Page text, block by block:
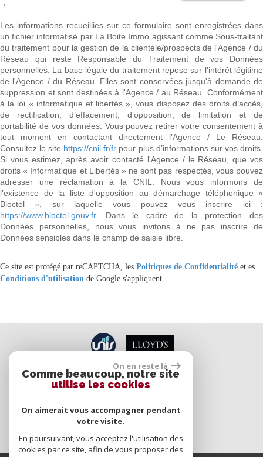
* :
Les informations recueillies sur ce formulaire sont enregistrées dans
un fichier informatisé par La Boite Immo agissant comme Sous-traitant
du traitement pour la gestion de la clientèle/prospects de l'Agence / du
Réseau qui reste Responsable du Traitement de vos Données
personnelles. La base légale du traitement repose sur l'intérêt légitime
de l'Agence / du Réseau. Elles sont conservées jusqu'à demande de
suppression et sont destinées à l'Agence / au Réseau. Conformément
à la loi « informatique et libertés », vous disposez des droits d’accès,
de rectification, d’effacement, d’opposition, de limitation et de
portabilité de vos données. Vous pouvez retirer votre consentement à
tout moment en contactant directement l’Agence / Le Réseau.
Consultez le site https://cnil.fr/fr pour plus d’informations sur vos droits.
Si vous estimez, après avoir contacté l'Agence / le Réseau, que vos
droits « Informatique et Libertés » ne sont pas respectés, vous pouvez
adresser une réclamation à la CNIL. Nous vous informons de
l’existence de la liste d'opposition au démarchage téléphonique «
Bloctel », sur laquelle vous pouvez vous inscrire ici :
https://www.bloctel.gouv.fr. Dans le cadre de la protection des
Données personnelles, nous vous invitons à ne pas inscrire de
Données sensibles dans le champ de saisie libre.
Ce site est protégé par reCAPTCHA, les Politiques de Confidentialité et es
Conditions d'utilisation de Google s'appliquent.
Espace propriétaires
On en reste là
Comme beaucoup, notre site
utilise les cookies
On aimerait vous accompagner pendant
votre visite.
En poursuivant, vous acceptez l'utilisation des
cookies par ce site, afin de vous proposer des